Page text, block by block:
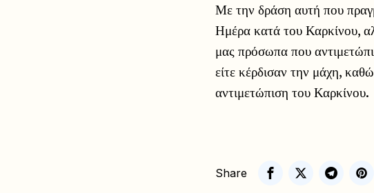
Με την δράση αυτή που
Ημέρα κατά του Καρκίνου,
μας πρόσωπα που
είτε κέρδισαν την μάχη,
αντιμετώπιση του Καρκίνου.
Share